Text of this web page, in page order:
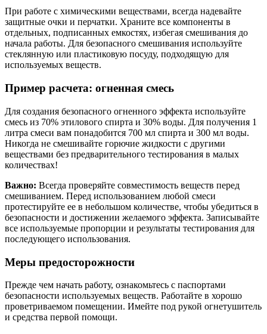
При работе с химическими веществами, всегда надевайте
защитные очки и перчатки. Храните все компоненты в
отдельных, подписанных емкостях, избегая смешивания до
начала работы. Для безопасного смешивания используйте
стеклянную или пластиковую посуду, подходящую для
используемых веществ.
Пример расчета: огненная смесь
Для создания безопасного огненного эффекта используйте
смесь из 70% этилового спирта и 30% воды. Для получения 1
литра смеси вам понадобится 700 мл спирта и 300 мл воды.
Никогда не смешивайте горючие жидкости с другими
веществами без предварительного тестирования в малых
количествах!
Важно: Всегда проверяйте совместимость веществ перед
смешиванием. Перед использованием любой смеси
протестируйте ее в небольшом количестве, чтобы убедиться в
безопасности и достижении желаемого эффекта. Записывайте
все используемые пропорции и результаты тестирования для
последующего использования.
Меры предосторожности
Прежде чем начать работу, ознакомьтесь с паспортами
безопасности используемых веществ. Работайте в хорошо
проветриваемом помещении. Имейте под рукой огнетушитель
и средства первой помощи.